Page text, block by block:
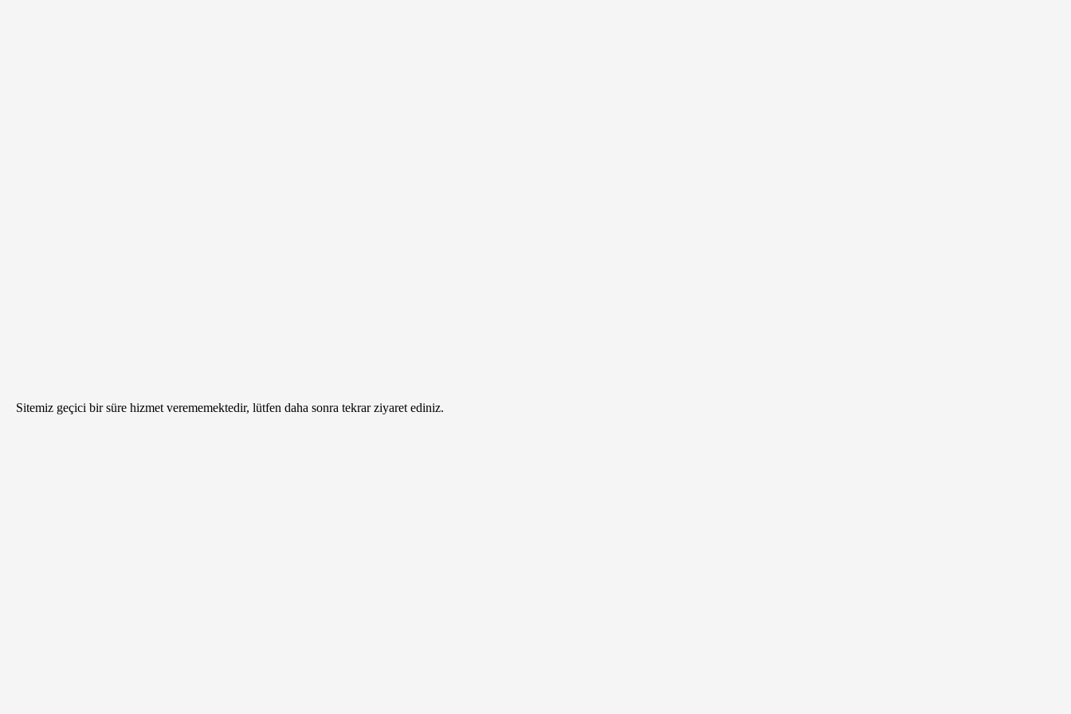
Sitemiz geçici bir süre hizmet verememektedir, lütfen daha sonra tekrar ziyaret ediniz.